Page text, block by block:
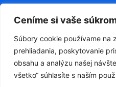
Ceníme si vaše
Súbory cookie používame na
prehliadania, poskytovanie
obsahu a analýzu našej
všetko“ súhlasíte s naším
Prepojte sa s nami